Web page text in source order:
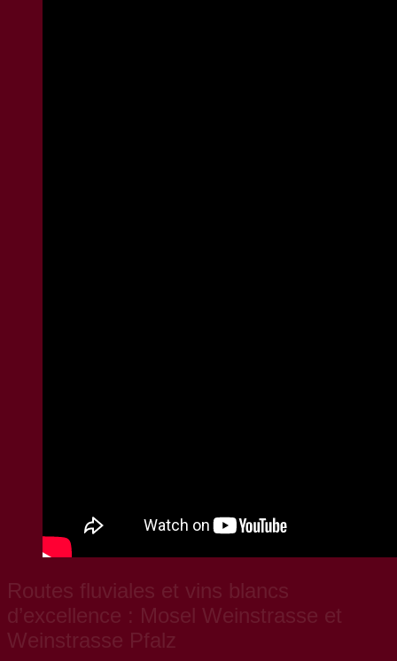
Routes fluviales et vins blancs
d’excellence : Mosel Weinstrasse et
Weinstrasse Pfalz